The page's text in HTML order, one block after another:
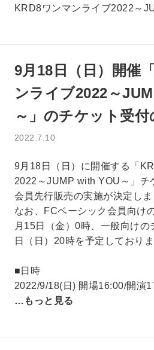
KRD8ワンマンライブ2022～
9月18日（日）開催
ンライブ2022～
～」のチケット受付
2022.7.10
9月18日（日）に開催する「
2022～JUMP with YOU～」チ
会員先行販売の実施が決定しま
なお、FCベーシック会員向け
月15日（金）0時、一般向け
日（日）20時を予定しておりま
■日時
2022/9/18(日) 開場16:00/開演
…もっと見る